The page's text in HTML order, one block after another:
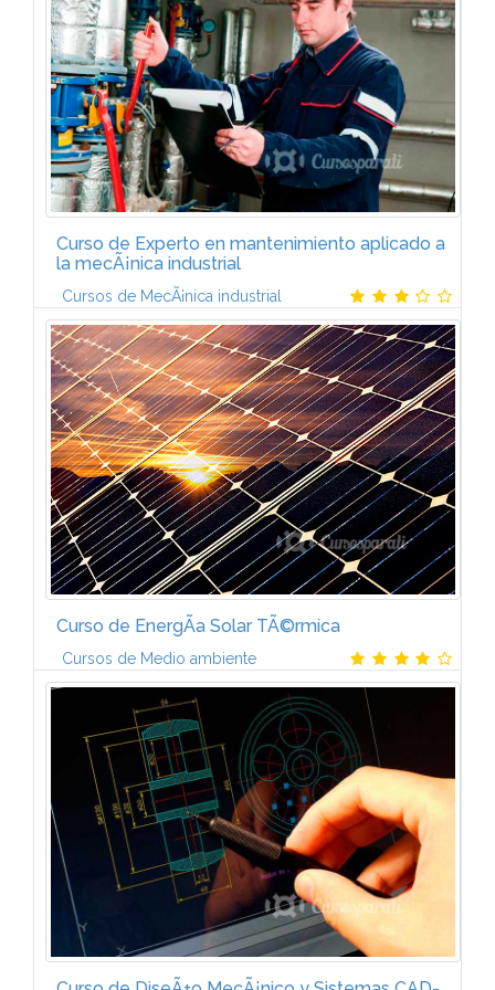
Curso de Experto en mantenimiento aplicado a
la mecÃ¡nica industrial
Cursos de MecÃ¡nica industrial
El programa de Experto en Mantenimiento MecÃ¡nico
estÃ¡ formado por 6 mÃ³dulos:1. INSTALACIONES
ELÃCTRICASConceptos bÃ¡sicos. Circuitos
elÃ©ctricos. Corriente alterna. Sistemas...
Curso de EnergÃ­a Solar TÃ©rmica
Cursos de Medio ambiente
1. ENERGÃA SOLARFundamentos bÃ¡sicos. Aspectos
energÃ©ticos directos. ParÃ¡metros de la posiciÃ³n
Sol-Tierra. Â¿CÃ³mo aprovechar la energÃ­a solar?.2.
EL COLECTOR SOLAR:...